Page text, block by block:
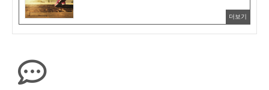
더보기